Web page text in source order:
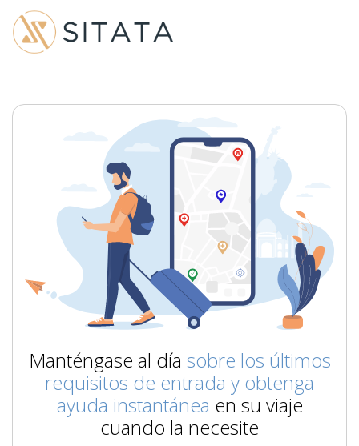
Manténgase al día sobre los últimos
requisitos de entrada y obtenga
ayuda instantánea en su viaje
cuando la necesite